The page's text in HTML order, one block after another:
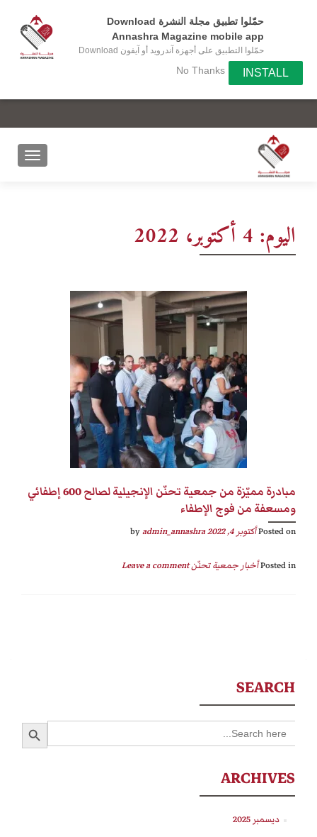
حمّلوا تطبيق مجلة النشرة Download
Annashra Magazine mobile app
حمّلوا التطبيق على أجهزة آندرويد أو آيفون Download
the app on your Android or IOS device
No Thanks INSTALL
اليوم: 4 أكتوبر، 2022
مبادرة مميّزة من جمعية تحنّن الإنجيلية لصالح 600 إطفائي
ومسعفة من فوج الإطفاء
Posted onأكتوبر 4, 2022 by
admin_annashra
Posted inأخبار جمعية تحنّنLeave a comment
SEARCH
Search
for:
SEARCH BUTTON
ARCHIVES
ديسمبر 2025